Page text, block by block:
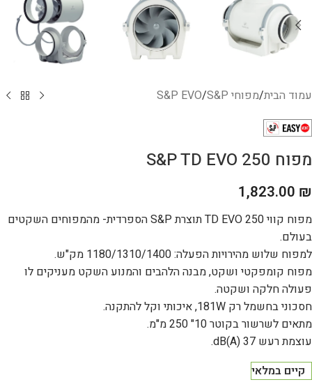
עמוד הבית/מפוחי S&P /
S&P EVO
מפוח S&P TD EVO 250
1,823.00 ₪
מפוח קווי TD EVO 250 תוצרת S&P הספרדית- מהמפוחים השקטים
בעולם.
למפוח שלוש מהירויות הפעלה: 1180/1310/1400 מק"ש.
מפוח קומפקטי ושקט, מבנה הלהבים והמנוע השקט מעניקים לו
פעולה חלקה ושקטה.
חסכוני בחשמל רק 181W, איכותי וקל להתקנה.
מתאים לשרשור בקוטר 10" 250 מ"מ.
עוצמת רעש 37 dB(A).
קיים במלאי